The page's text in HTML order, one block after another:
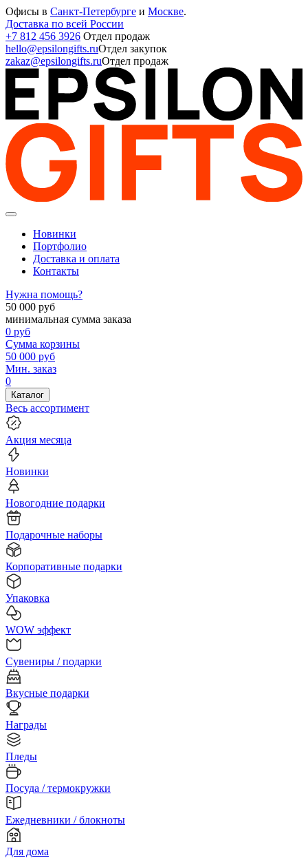
Офисы в Санкт-Петербурге и Москве.
Доставка по всей России
+7 812 456 3926 Отдел продаж
hello@epsilongifts.ruОтдел закупок
zakaz@epsilongifts.ruОтдел продаж
Новинки
Портфолио
Доставка и оплата
Контакты
Нужна помощь?
50 000 руб
минимальная сумма заказа
0 руб
Сумма корзины
50 000 руб
Мин. заказ
0
Каталог
Весь ассортимент
Акция месяца
Новинки
Новогодние подарки
Подарочные наборы
Корпоративные подарки
Упаковка
WOW эффект
Сувениры / подарки
Вкусные подарки
Награды
Пледы
Посуда / термокружки
Ежедневники / блокноты
Для дома